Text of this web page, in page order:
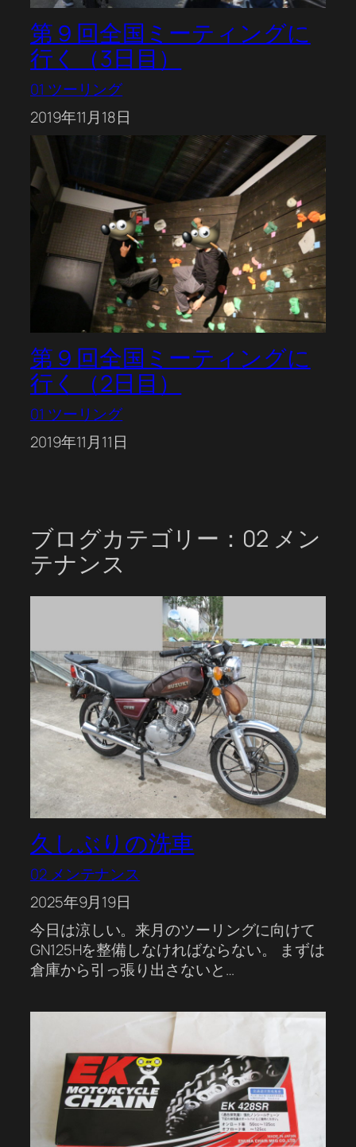
第９回全国ミーティングに
行く（3日目）
01 ツーリング
2019年11月18日
第９回全国ミーティングに
行く（2日目）
01 ツーリング
2019年11月11日
ブログカテゴリー：02 メン
テナンス
久しぶりの洗車
02 メンテナンス
2025年9月19日
今日は涼しい。来月のツーリングに向けて
GN125Hを整備しなければならない。 まずは
倉庫から引っ張り出さないと…